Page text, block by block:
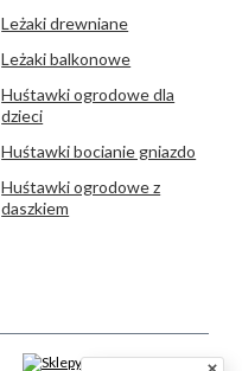
Leżaki drewniane
Leżaki balkonowe
Huśtawki ogrodowe dla
dzieci
Huśtawki bocianie gniazdo
Huśtawki ogrodowe z
daszkiem